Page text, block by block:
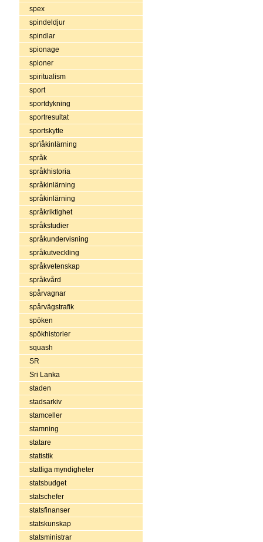
spex
spindeldjur
spindlar
spionage
spioner
spiritualism
sport
sportdykning
sportresultat
sportskytte
sprïåkinlärning
språk
språkhistoria
språkinlärning
språkinlärning
språkriktighet
språkstudier
språkundervisning
språkutveckling
språkvetenskap
språkvård
spårvagnar
spårvägstrafik
spöken
spökhistorier
squash
SR
Sri Lanka
staden
stadsarkiv
stamceller
stamning
statare
statistik
statliga myndigheter
statsbudget
statschefer
statsfinanser
statskunskap
statsministrar